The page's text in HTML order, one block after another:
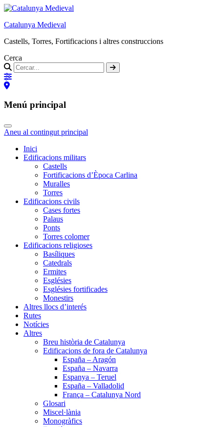
Catalunya Medieval
Castells, Torres, Fortificacions i altres construccions
Cerca
Menú principal
Aneu al contingut principal
Inici
Edificacions militars
Castells
Fortificacions d’Època Carlina
Muralles
Torres
Edificacions civils
Cases fortes
Palaus
Ponts
Torres colomer
Edificacions religioses
Basíliques
Catedrals
Ermites
Esglésies
Esglésies fortificades
Monestirs
Altres llocs d’interés
Rutes
Notícies
Altres
Breu història de Catalunya
Edificacions de fora de Catalunya
España – Aragón
España – Navarra
Espanya – Teruel
España – Valladolid
França – Catalunya Nord
Glosari
Miscel·lània
Monogràfics